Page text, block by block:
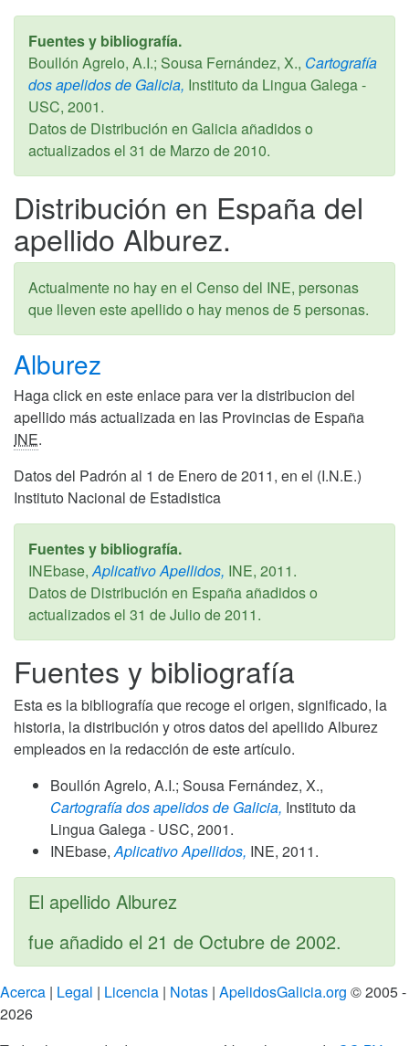
Fuentes y bibliografía.
Boullón Agrelo, A.I.; Sousa Fernández, X., Cartografía
dos apelidos de Galicia, Instituto da Lingua Galega -
USC, 2001.
Datos de Distribución en Galicia añadidos o
actualizados el 31 de Marzo de 2010.
Distribución en España del
apellido Alburez.
Actualmente no hay en el Censo del INE, personas
que lleven este apellido o hay menos de 5 personas.
Alburez
Haga click en este enlace para ver la distribucion del
apellido más actualizada en las Provincias de España
INE.
Datos del Padrón al 1 de Enero de 2011, en el (I.N.E.)
Instituto Nacional de Estadistica
Fuentes y bibliografía.
INEbase,Aplicativo Apellidos, INE, 2011.
Datos de Distribución en España añadidos o
actualizados el 31 de Julio de 2011.
Fuentes y bibliografía
Esta es la bibliografía que recoge el origen, significado, la
historia, la distribución y otros datos del apellido Alburez
empleados en la redacción de este artículo.
Boullón Agrelo, A.I.; Sousa Fernández, X.,
Cartografía dos apelidos de Galicia, Instituto da
Lingua Galega - USC, 2001.
INEbase,Aplicativo Apellidos, INE, 2011.
El apellido Alburez
fue añadido el 21 de Octubre de 2002.
Acerca | Legal | Licencia | Notas | ApelidosGalicia.org © 2005 -
2026